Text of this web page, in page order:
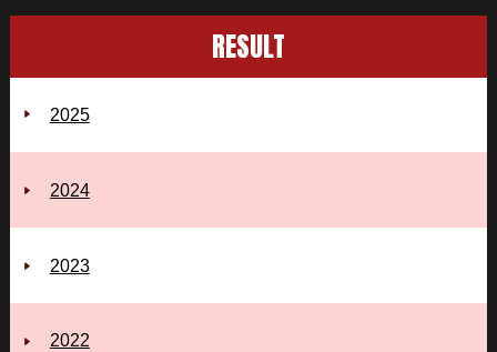
RESULT
2025
2024
2023
2022